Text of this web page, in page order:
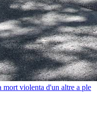
mort violenta d'un altre a ple